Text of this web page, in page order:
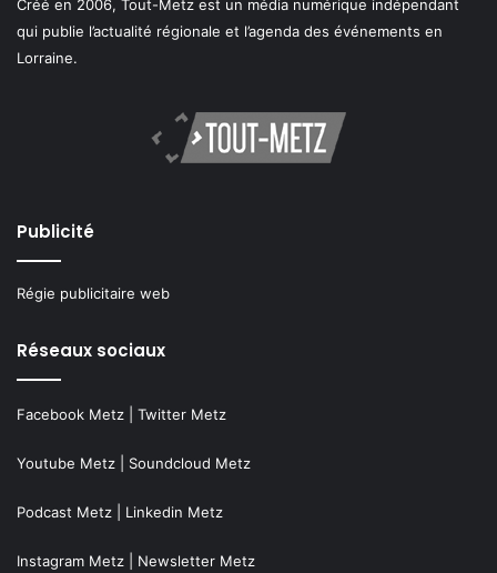
Créé en 2006, Tout-Metz est un média numérique indépendant
qui publie l’actualité régionale et l’agenda des événements en
Lorraine.
Publicité
Régie publicitaire web
Réseaux sociaux
Facebook Metz Twitter Metz
Youtube Metz Soundcloud Metz
Podcast Metz Linkedin Metz
Instagram Metz Newsletter Metz